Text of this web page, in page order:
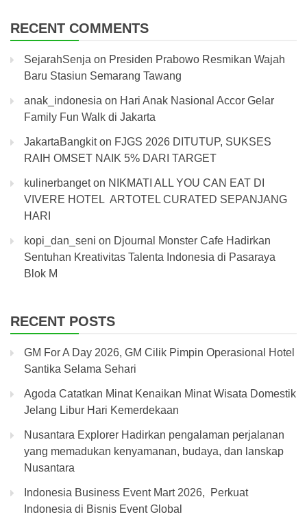
RECENT COMMENTS
SejarahSenja on Presiden Prabowo Resmikan Wajah
Baru Stasiun Semarang Tawang
anak_indonesia on Hari Anak Nasional Accor Gelar
Family Fun Walk di Jakarta
JakartaBangkiton FJGS 2026 DITUTUP, SUKSES
RAIH OMSET NAIK 5% DARI TARGET
kulinerbangeton NIKMATI ALL YOU CAN EAT DI
VIVERE HOTEL ARTOTEL CURATED SEPANJANG
HARI
kopi_dan_seni on Djournal Monster Cafe Hadirkan
Sentuhan Kreativitas Talenta Indonesia di Pasaraya
Blok M
RECENT POSTS
GM For A Day 2026, GM Cilik Pimpin Operasional Hotel
Santika Selama Sehari
Agoda Catatkan Minat Kenaikan Minat Wisata Domestik
Jelang Libur Hari Kemerdekaan
Nusantara Explorer Hadirkan pengalaman perjalanan
yang memadukan kenyamanan, budaya, dan lanskap
Nusantara
Indonesia Business Event Mart 2026, Perkuat
Indonesia di Bisnis Event Global